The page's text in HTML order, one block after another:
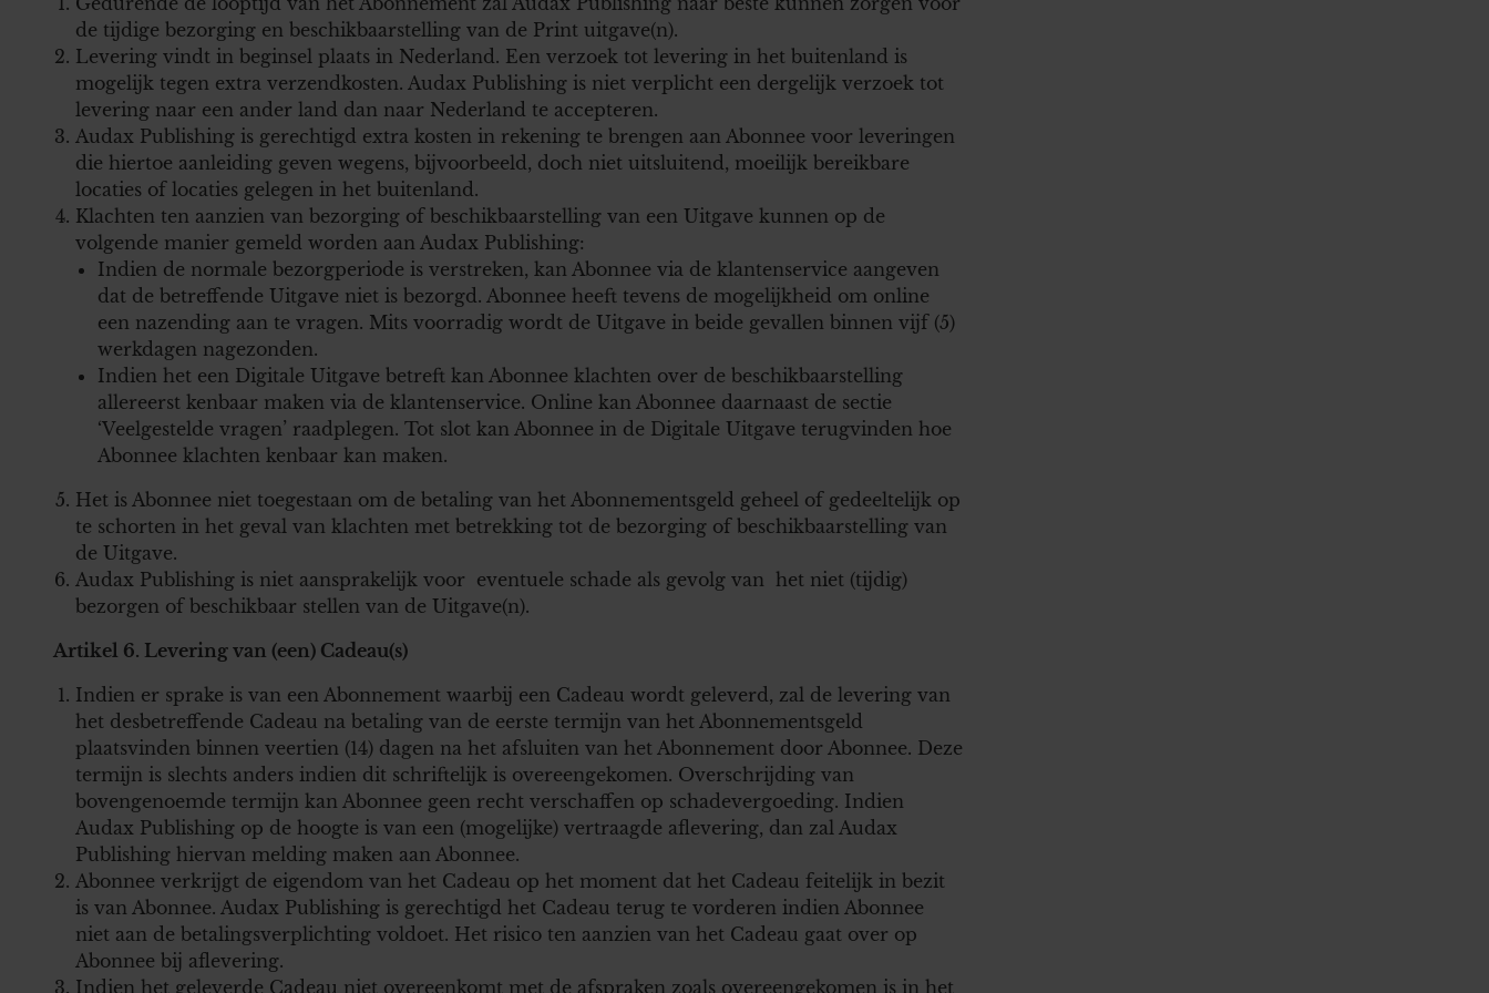
de tijdige bezorging en beschikbaarstelling van de Print uitgave(n).
Levering vindt in beginsel plaats in Nederland. Een verzoek tot levering in het buitenland is
mogelijk tegen extra verzendkosten. Audax Publishing is niet verplicht een dergelijk verzoek tot
levering naar een ander land dan naar Nederland te accepteren.
Audax Publishing is gerechtigd extra kosten in rekening te brengen aan Abonnee voor leveringen
die hiertoe aanleiding geven wegens, bijvoorbeeld, doch niet uitsluitend, moeilijk bereikbare
locaties of locaties gelegen in het buitenland.
Klachten ten aanzien van bezorging of beschikbaarstelling van een Uitgave kunnen op de
volgende manier gemeld worden aan Audax Publishing:
Indien de normale bezorgperiode is verstreken, kan Abonnee via de klantenservice aangeven
dat de betreffende Uitgave niet is bezorgd. Abonnee heeft tevens de mogelijkheid om online
een nazending aan te vragen. Mits voorradig wordt de Uitgave in beide gevallen binnen vijf (5)
werkdagen nagezonden.
Indien het een Digitale Uitgave betreft kan Abonnee klachten over de beschikbaarstelling
allereerst kenbaar maken via de klantenservice. Online kan Abonnee daarnaast de sectie
‘Veelgestelde vragen’ raadplegen. Tot slot kan Abonnee in de Digitale Uitgave terugvinden hoe
Abonnee klachten kenbaar kan maken.
Het is Abonnee niet toegestaan om de betaling van het Abonnementsgeld geheel of gedeeltelijk op
te schorten in het geval van klachten met betrekking tot de bezorging of beschikbaarstelling van
de Uitgave.
Audax Publishing is niet aansprakelijk voor eventuele schade als gevolg van het niet (tijdig)
bezorgen of beschikbaar stellen van de Uitgave(n).
Artikel 6. Levering van (een) Cadeau(s)
Indien er sprake is van een Abonnement waarbij een Cadeau wordt geleverd, zal de levering van
het desbetreffende Cadeau na betaling van de eerste termijn van het Abonnementsgeld
plaatsvinden binnen veertien (14) dagen na het afsluiten van het Abonnement door Abonnee. Deze
termijn is slechts anders indien dit schriftelijk is overeengekomen. Overschrijding van
bovengenoemde termijn kan Abonnee geen recht verschaffen op schadevergoeding. Indien
Audax Publishing op de hoogte is van een (mogelijke) vertraagde aflevering, dan zal Audax
Publishing hiervan melding maken aan Abonnee.
Abonnee verkrijgt de eigendom van het Cadeau op het moment dat het Cadeau feitelijk in bezit
is van Abonnee. Audax Publishing is gerechtigd het Cadeau terug te vorderen indien Abonnee
niet aan de betalingsverplichting voldoet. Het risico ten aanzien van het Cadeau gaat over op
Abonnee bij aflevering.
Indien het geleverde Cadeau niet overeenkomt met de afspraken zoals overeengekomen is in het